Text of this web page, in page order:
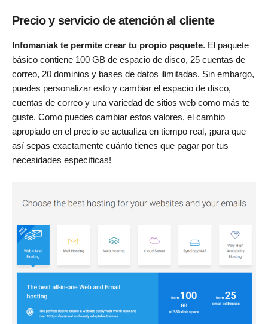
Precio y servicio de atención al cliente
Infomaniak te permite crear tu propio paquete. El paquete
básico contiene 100 GB de espacio de disco, 25 cuentas de
correo, 20 dominios y bases de datos ilimitadas. Sin embargo,
puedes personalizar esto y cambiar el espacio de disco,
cuentas de correo y una variedad de sitios web como más te
guste. Como puedes cambiar estos valores, el cambio
apropiado en el precio se actualiza en tiempo real, ¡para que
así sepas exactamente cuánto tienes que pagar por tus
necesidades específicas!